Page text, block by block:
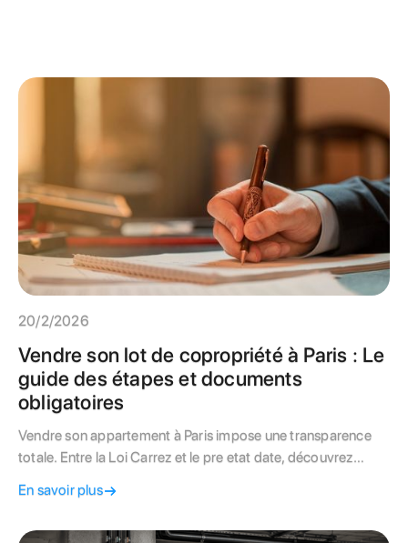
20/2/2026
Vendre son lot de copropriété à Paris : Le
guide des étapes et documents
obligatoires
Vendre son appartement à Paris impose une transparence
totale. Entre la Loi Carrez et le pre etat date, découvrez
votre transaction. Ce guide décrypte les documents
En savoir plus